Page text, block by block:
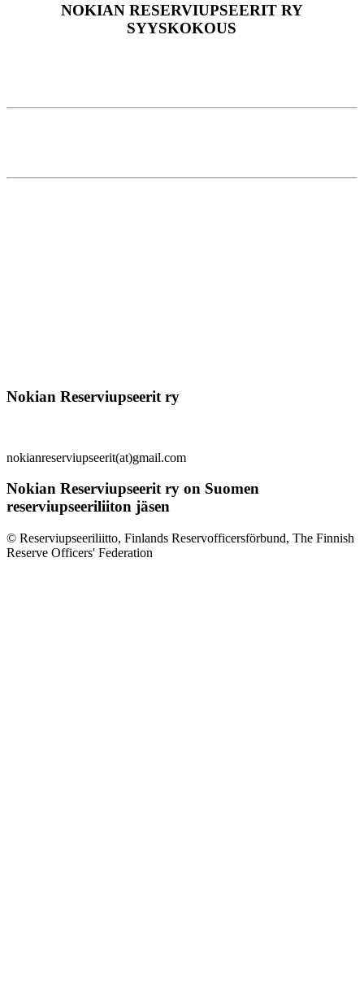
NOKIAN RESERVIUPSEERIT RY
SYYSKOKOUS
Nokian Reserviupseerit ry
nokianreserviupseerit(at)gmail.com
Nokian Reserviupseerit ry on Suomen
reserviupseeriliiton jäsen
© Reserviupseeriliitto, Finlands Reservofficersförbund, The Finnish
Reserve Officers' Federation